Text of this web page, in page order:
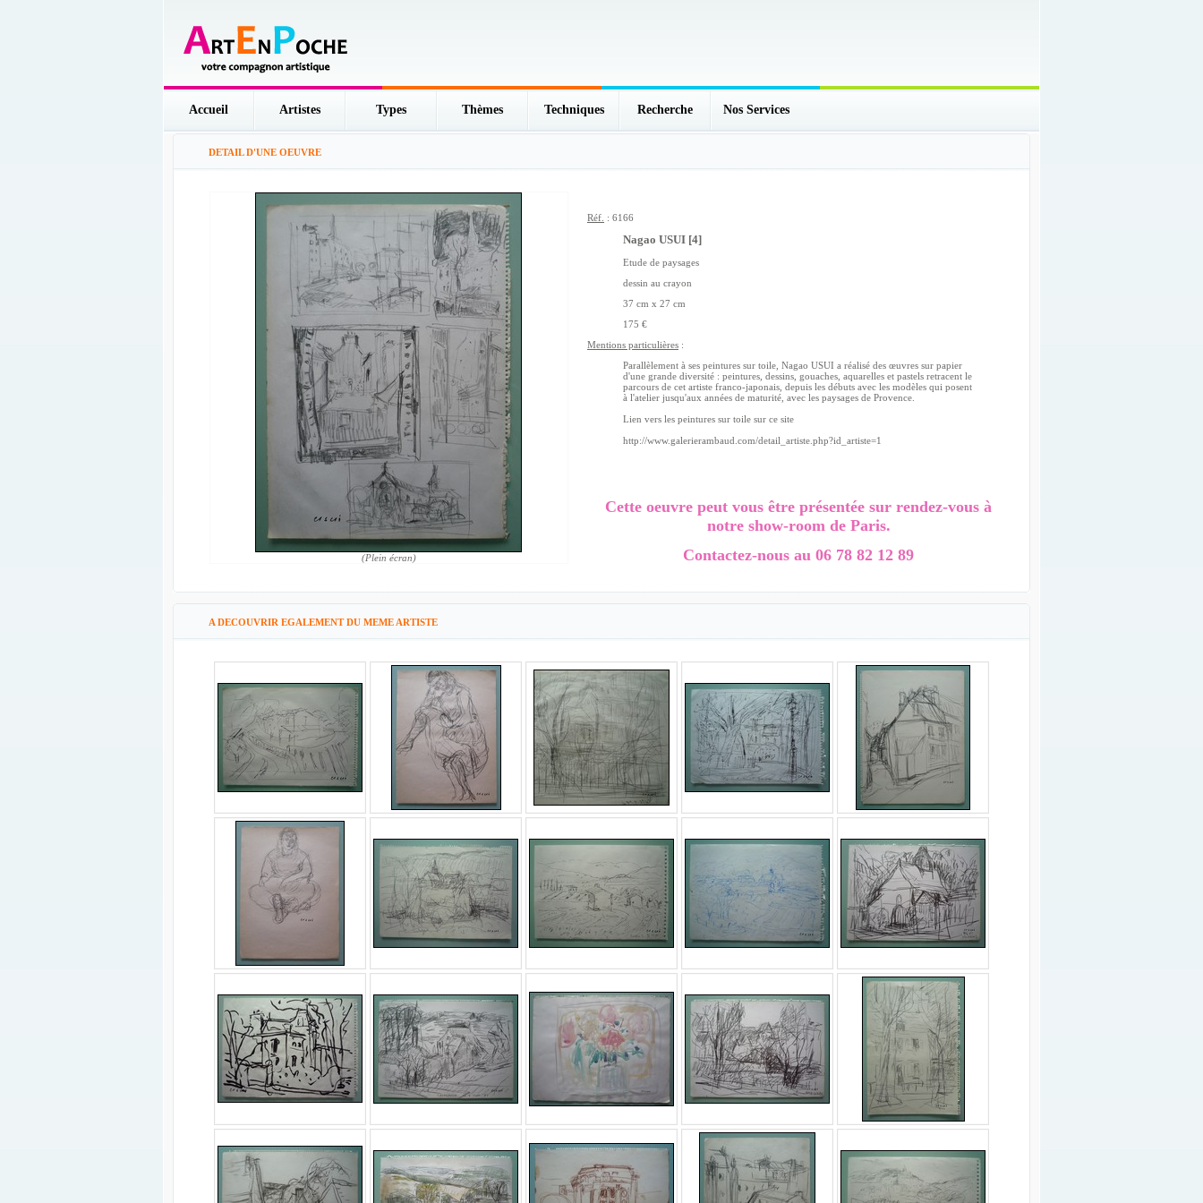
Accueil Artistes Types Thèmes Techniques Recherche Nos Services
DETAIL D'UNE OEUVRE
(Plein écran)
Réf. : 6166
Nagao USUI [4]
Etude de paysages
dessin au crayon
37 cm x 27 cm
175 €
Mentions particulières :
Parallèlement à ses peintures sur toile, Nagao USUI a réalisé des œuvres sur papier
d'une grande diversité : peintures, dessins, gouaches, aquarelles et pastels retracent le
parcours de cet artiste franco-japonais, depuis les débuts avec les modèles qui posent
à l'atelier jusqu'aux années de maturité, avec les paysages de Provence.
Lien vers les peintures sur toile sur ce site
http://www.galerierambaud.com/detail_artiste.php?id_artiste=1
Cette oeuvre peut vous être présentée sur rendez-vous à
notre show-room de Paris.
Contactez-nous au 06 78 82 12 89
A DECOUVRIR EGALEMENT DU MEME ARTISTE